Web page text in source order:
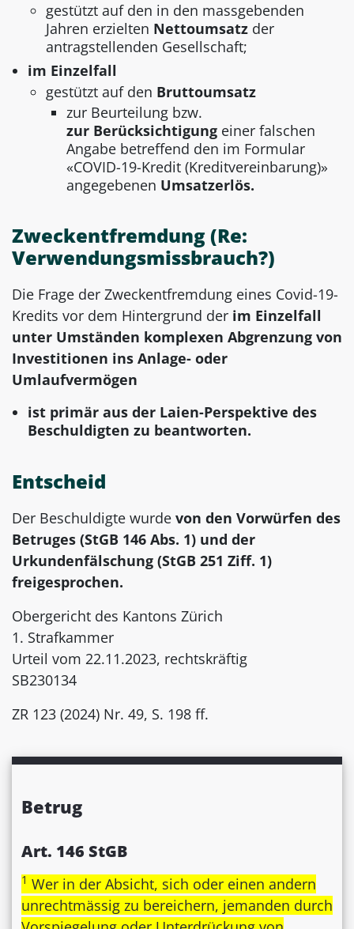
gestützt auf den in den massgebenden
Jahren erzielten Nettoumsatz der
antragstellenden Gesellschaft;
im Einzelfall
gestützt auf den Bruttoumsatz
zur Beurteilung bzw.
zur Berücksichtigung einer falschen
Angabe betreffend den im Formular
«COVID-19-Kredit (Kreditvereinbarung)»
angegebenen Umsatzerlös.
Zweckentfremdung (Re:
Verwendungsmissbrauch?)
Die Frage der Zweckentfremdung eines Covid-19-
Kredits vor dem Hintergrund der im Einzelfall
unter Umständen komplexen Abgrenzung von
In­vestitionen ins Anlage- oder
Umlaufvermögen
ist primär aus der Laien-Perspektive des
Beschuldigten zu beantworten.
Entscheid
Der Beschuldigte wurde von den Vorwürfen des
Betruges (StGB 146 Abs. 1) und der
Urkundenfälschung (StGB 251 Ziff. 1)
freigesprochen.
Obergericht des Kantons Zürich
1. Strafkammer
Urteil vom 22.11.2023, rechtskräftig
SB230134
ZR 123 (2024) Nr. 49, S. 198 ff.
Betrug
Art. 146 StGB
1 Wer in der Absicht, sich oder einen andern
unrechtmässig zu bereichern, jemanden durch